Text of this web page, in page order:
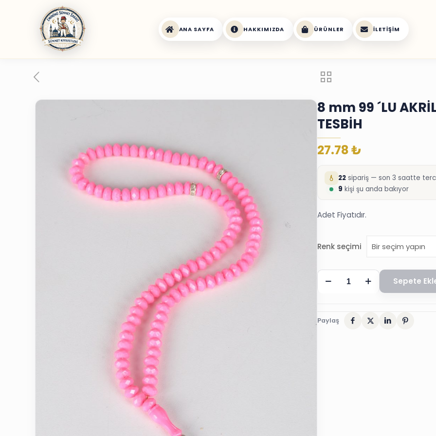
ANA SAYFA HAKKIMIZDA ÜRÜNLER İLETIŞIM
8 mm 99 ´LU
TESBİH
27.78₺
22 sipariş — son 3 saatte
9 kişi şu anda bakıyor
Adet Fiyatıdır.
Renk seçimi
8
mm
´LU
Sepete
Paylaş